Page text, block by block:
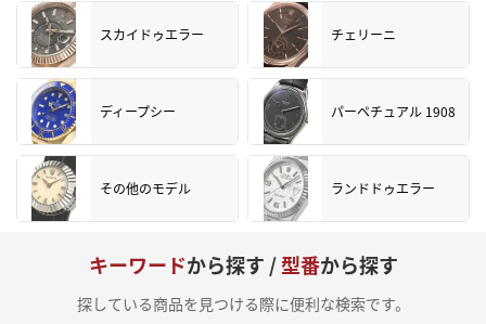
スカイドゥエラー チェリーニ
ディープシー パーペチュアル 1908
その他のモデル ランドドゥエラー
キーワードから探す /型番から探す
探している商品を見つける際に便利な検索です。